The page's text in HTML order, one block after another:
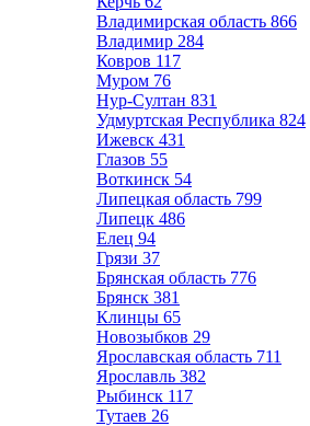
Владимирская область 866
Владимир 284
Ковров 117
Муром 76
Нур-Султан 831
Удмуртская Республика 824
Ижевск 431
Глазов 55
Воткинск 54
Липецкая область 799
Липецк 486
Елец 94
Грязи 37
Брянская область 776
Брянск 381
Клинцы 65
Новозыбков 29
Ярославская область 711
Ярославль 382
Рыбинск 117
Тутаев 26